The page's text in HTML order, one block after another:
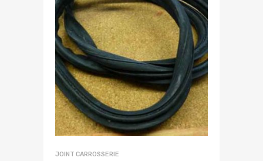
JOINT CARROSSERIE